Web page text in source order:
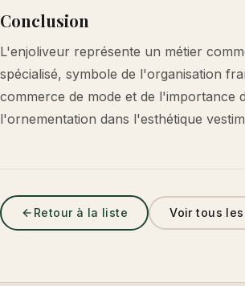
Conclusion
L'enjoliveur représente un métier
spécialisé, symbole de l'organisation
commerce de mode et de l'importance
l'ornementation dans l'esthétique
Retour à la liste Voir tous